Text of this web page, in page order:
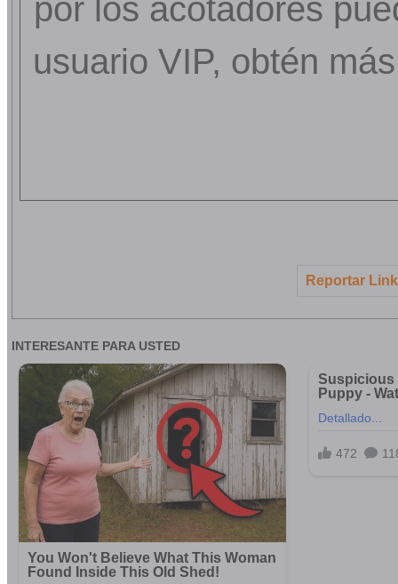
por los acotadores
usuario VIP, obtén
Reportar